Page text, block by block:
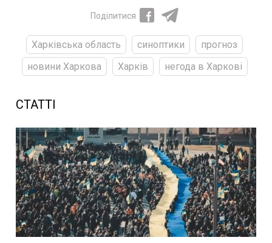
Поділитися
Харківська область синоптики
прогноз
новини Харкова
Харків негода в Харкові
СТАТТІ